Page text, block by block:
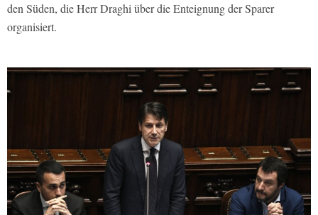
den Süden, die Herr Draghi über die Enteignung der Sparer
organisiert.